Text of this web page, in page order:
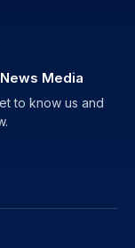
Media
to know us and